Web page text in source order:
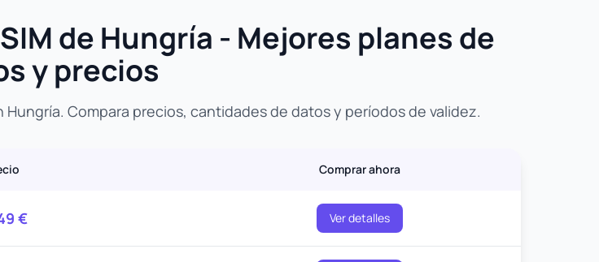
de Hungría - Mejores planes de
y precios
Compara precios, cantidades de datos y períodos de validez.
Comprar ahora
€ Ver detalles